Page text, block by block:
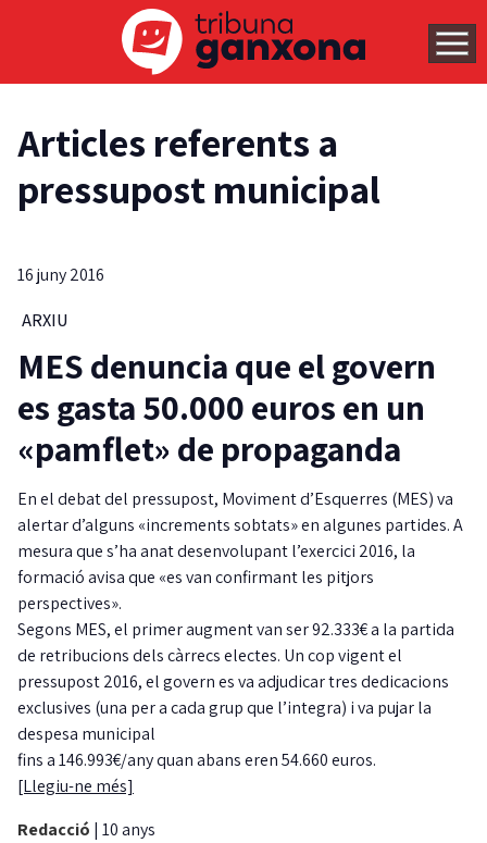
Articles referents a
pressupost municipal
16 juny 2016
ARXIU
MES denuncia que el govern
es gasta 50.000 euros en un
«pamflet» de propaganda
En el debat del pressupost, Moviment d’Esquerres (MES) va
alertar d’alguns «increments sobtats» en algunes partides. A
mesura que s’ha anat desenvolupant l’exercici 2016, la
formació avisa que «es van confirmant les pitjors
perspectives».
Segons MES, el primer augment van ser 92.333€ a la partida
de retribucions dels càrrecs electes. Un cop vigent el
pressupost 2016, el govern es va adjudicar tres dedicacions
exclusives (una per a cada grup que l’integra) i va pujar la
despesa municipal
fins a 146.993€/any quan abans eren 54.660 euros.
[Llegiu-ne més]
Redacció | 10 anys